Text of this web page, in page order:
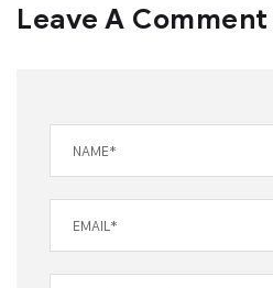
Leave A Comment